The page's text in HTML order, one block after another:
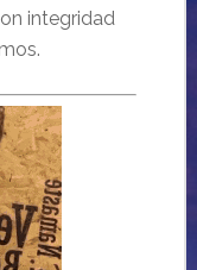
integridad